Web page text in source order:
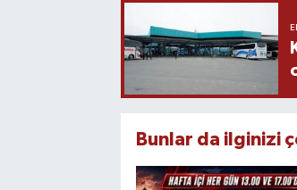
Bunlar da ilginizi